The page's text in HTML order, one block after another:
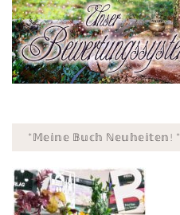
*𝕄𝕖𝕚𝕟𝕖 𝔹𝕦𝕔𝕙 ℕ𝕖𝕦𝕙𝕖𝕚𝕥𝕖𝕟! *